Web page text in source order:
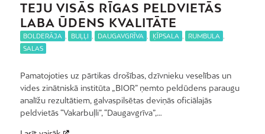
TEJU VISĀS RĪGAS PELDVIETĀS
LABA ŪDENS KVALITĀTE
BOLDERĀJA BUĻĻI DAUGAVGRĪVA ĶĪPSALA RUMBULA
SALAS
Pamatojoties uz pārtikas drošības, dzīvnieku veselības un
vides zinātniskā institūta „BIOR” ņemto peldūdens paraugu
analīžu rezultātiem, galvaspilsētas deviņās oficiālajās
peldvietās “Vakarbuļli”, “Daugavgrīva”,…